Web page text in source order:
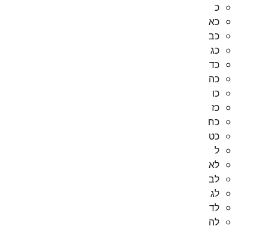
כ
כא
כב
כג
כד
כה
כו
כז
כח
כט
ל
לא
לב
לג
לד
לה